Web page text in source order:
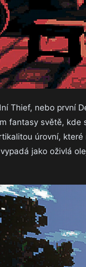
Thief, nebo první
fantasy světě, kde
úrovní,
jako oživlá